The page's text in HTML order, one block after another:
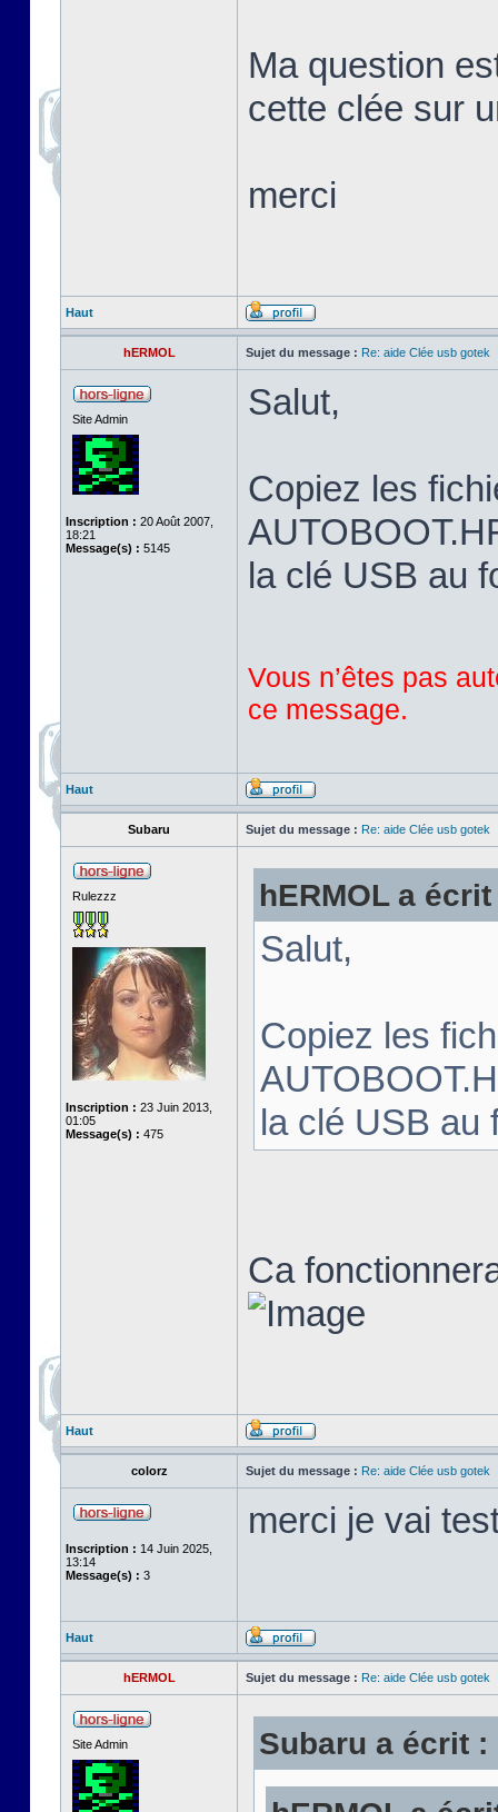
Ma question
cette clée sur
merci
Haut
hERMOL Sujet du message : Re: aide Clée usb gotek
Site Admin
Inscription : 20 Août 2007,
18:21
Message(s) : 5145
Salut,
Copiez les
la clé USB au
Vous n’êtes pas
ce message.
Haut
Subaru Sujet du message : Re: aide Clée usb gotek
Rulezzz
Inscription : 23 Juin 2013,
01:05
Message(s) : 475
hERMOL a
Salut,
Copiez les
la clé USB au
Ca
Haut
colorz Sujet du message : Re: aide Clée usb gotek
Inscription : 14 Juin 2025,
13:14
Message(s) : 3
merci je vai
Haut
hERMOL Sujet du message : Re: aide Clée usb gotek
Site Admin
Subaru a écrit :